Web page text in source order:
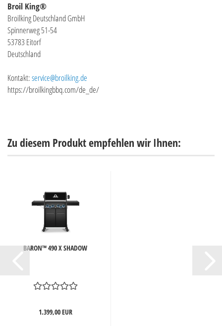
Broil King®
Broilking Deutschland GmbH
Spinnerweg 51-54
53783 Eitorf
Deutschland
Kontakt:service@broilking.de
https://broilkingbbq.com/de_de/
Zu diesem Produkt empfehlen wir Ihnen:
BARON™ 490 X SHADOW
1.399,00 EUR